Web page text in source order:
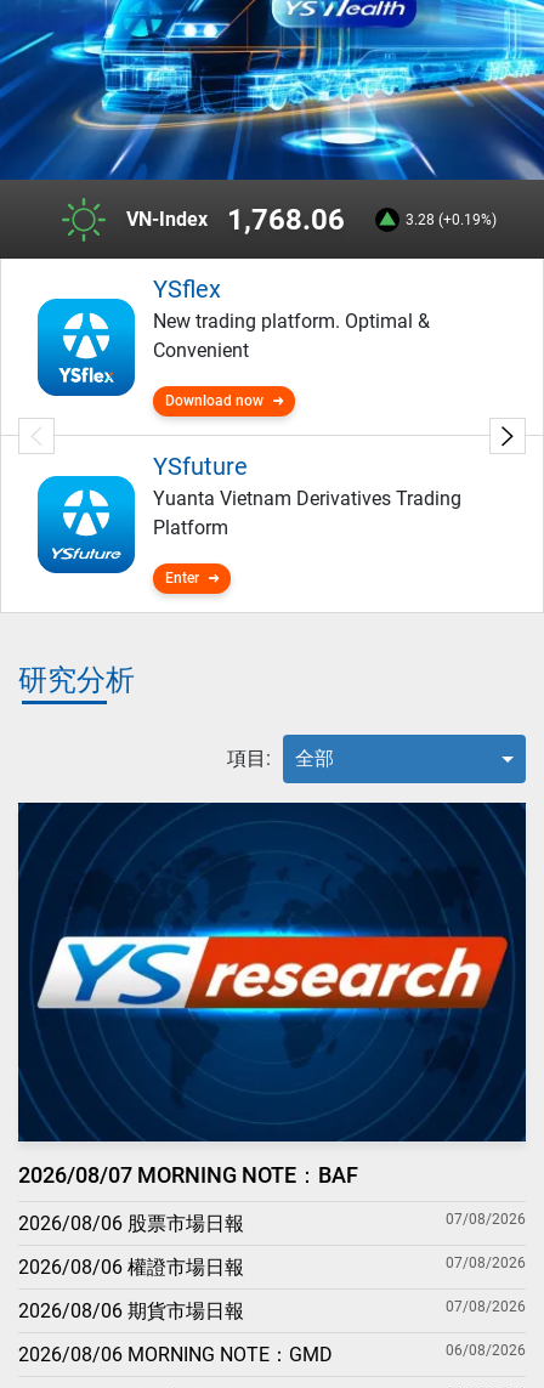
VN-Index 1,768.06 3.28 (+0.19%)
YSflex
New trading platform. Optimal &
Convenient
Download now
YSfuture
Yuanta Vietnam Derivatives Trading
Platform
Enter
研究分析
項目: 全部
2026/08/07 MORNING NOTE：BAF
2026/08/06 股票市場日報 07/08/2026
2026/08/06 權證市場日報 07/08/2026
2026/08/06 期貨市場日報 07/08/2026
2026/08/06 MORNING NOTE：GMD 06/08/2026